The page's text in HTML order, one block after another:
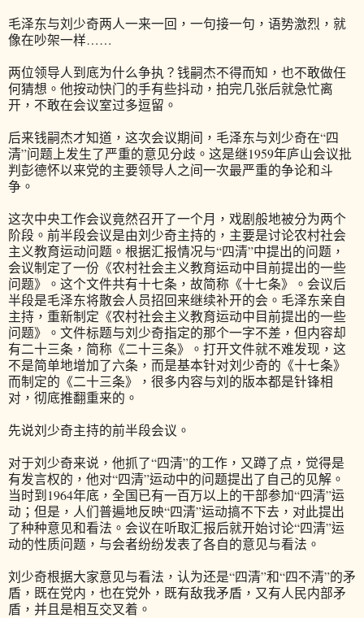
毛泽东与刘少奇两人一来一回，一句接一句，语势激烈，就
像在吵架一样……
两位领导人到底为什么争执？钱嗣杰不得而知，也不敢做任
何猜想。他按动快门的手有些抖动，拍完几张后就急忙离
开，不敢在会议室过多逗留。
后来钱嗣杰才知道，这次会议期间，毛泽东与刘少奇在“四
清”问题上发生了严重的意见分歧。这是继1959年庐山会议批
判彭德怀以来党的主要领导人之间一次最严重的争论和斗
争。
这次中央工作会议竟然召开了一个月，戏剧般地被分为两个
阶段。前半段会议是由刘少奇主持的，主要是讨论农村社会
主义教育运动问题。根据汇报情况与“四清”中提出的问题，
会议制定了一份《农村社会主义教育运动中目前提出的一些
问题》。这个文件共有十七条，故简称《十七条》。会议后
半段是毛泽东将散会人员招回来继续补开的会。毛泽东亲自
主持，重新制定《农村社会主义教育运动中目前提出的一些
问题》。文件标题与刘少奇指定的那个一字不差，但内容却
有二十三条，简称《二十三条》。打开文件就不难发现，这
不是简单地增加了六条，而是基本针对刘少奇的《十七条》
而制定的《二十三条》，很多内容与刘的版本都是针锋相
对，彻底推翻重来的。
先说刘少奇主持的前半段会议。
对于刘少奇来说，他抓了“四清”的工作，又蹲了点，觉得是
有发言权的，他对“四清”运动中的问题提出了自己的见解。
当时到1964年底，全国已有一百万以上的干部参加“四清”运
动；但是，人们普遍地反映“四清”运动搞不下去，对此提出
了种种意见和看法。会议在听取汇报后就开始讨论“四清”运
动的性质问题，与会者纷纷发表了各自的意见与看法。
刘少奇根据大家意见与看法，认为还是“四清”和“四不清”的矛
盾，既在党内，也在党外，既有敌我矛盾，又有人民内部矛
盾，并且是相互交叉着。